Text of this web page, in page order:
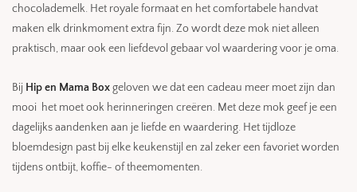
chocolademelk. Het royale formaat en het comfortabele handvat
maken elk drinkmoment extra fijn. Zo wordt deze mok niet alleen
praktisch, maar ook een liefdevol gebaar vol waardering voor je oma.
Bij Hip en Mama Boxgeloven we dat een cadeau meer moet zijn dan
mooi het moet ook herinneringen creëren. Met deze mok geef je een
dagelijks aandenken aan je liefde en waardering. Het tijdloze
bloemdesign past bij elke keukenstijl en zal zeker een favoriet worden
tijdens ontbijt, koffie- of theemomenten.